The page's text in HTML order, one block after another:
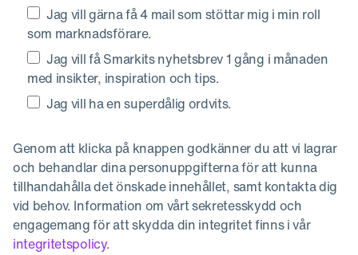
Jag vill gärna få 4 mail som stöttar mig i min roll
som marknadsförare.
Jag vill få Smarkits nyhetsbrev 1 gång i månaden
med insikter, inspiration och tips.
Jag vill ha en superdålig ordvits.
Genom att klicka på knappen godkänner du att vi lagrar
och behandlar dina personuppgifterna för att kunna
tillhandahålla det önskade innehållet, samt kontakta dig
vid behov. Information om vårt sekretesskydd och
engagemang för att skydda din integritet finns i vår
integritetspolicy.